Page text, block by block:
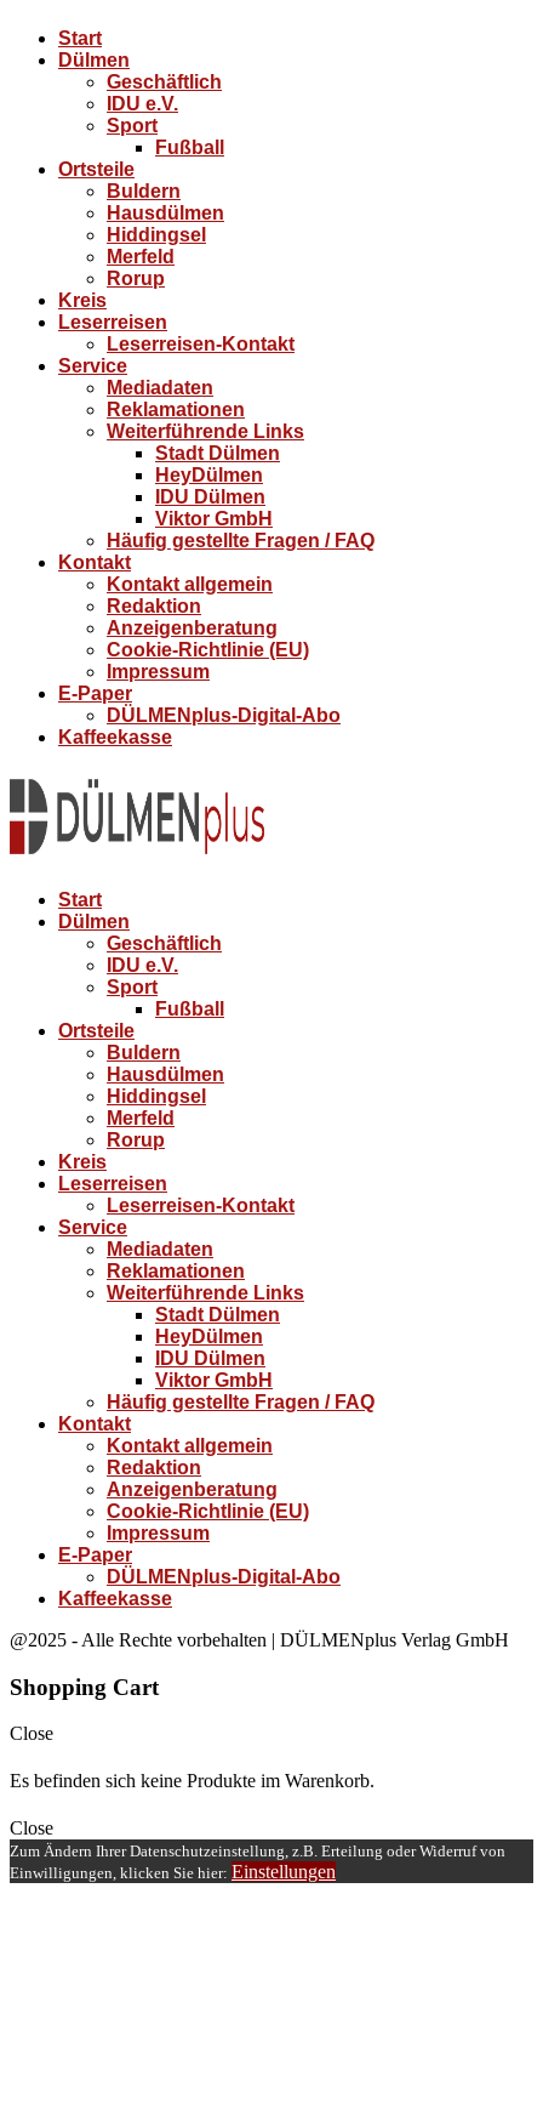
Start
Dülmen
Geschäftlich
IDU e.V.
Sport
Fußball
Ortsteile
Buldern
Hausdülmen
Hiddingsel
Merfeld
Rorup
Kreis
Leserreisen
Leserreisen-Kontakt
Service
Mediadaten
Reklamationen
Weiterführende Links
Stadt Dülmen
HeyDülmen
IDU Dülmen
Viktor GmbH
Häufig gestellte Fragen / FAQ
Kontakt
Kontakt allgemein
Redaktion
Anzeigenberatung
Cookie-Richtlinie (EU)
Impressum
E-Paper
DÜLMENplus-Digital-Abo
Kaffeekasse
Start
Dülmen
Geschäftlich
IDU e.V.
Sport
Fußball
Ortsteile
Buldern
Hausdülmen
Hiddingsel
Merfeld
Rorup
Kreis
Leserreisen
Leserreisen-Kontakt
Service
Mediadaten
Reklamationen
Weiterführende Links
Stadt Dülmen
HeyDülmen
IDU Dülmen
Viktor GmbH
Häufig gestellte Fragen / FAQ
Kontakt
Kontakt allgemein
Redaktion
Anzeigenberatung
Cookie-Richtlinie (EU)
Impressum
E-Paper
DÜLMENplus-Digital-Abo
Kaffeekasse
@2025 - Alle Rechte vorbehalten | DÜLMENplus Verlag GmbH
Shopping Cart
Close
Es befinden sich keine Produkte im Warenkorb.
Close
Zum Ändern Ihrer Datenschutzeinstellung, z.B. Erteilung oder Widerruf von
Einwilligungen, klicken Sie hier: Einstellungen